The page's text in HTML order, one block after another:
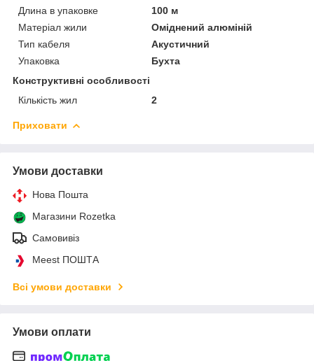
Длина в упаковке
100 м
Матеріал жили
Оміднений алюміній
Тип кабеля
Акустичний
Упаковка
Бухта
Конструктивні особливості
Кількість жил
2
Приховати
Умови доставки
Нова Пошта
Магазини Rozetka
Самовивіз
Meest ПОШТА
Всі умови доставки
Умови оплати